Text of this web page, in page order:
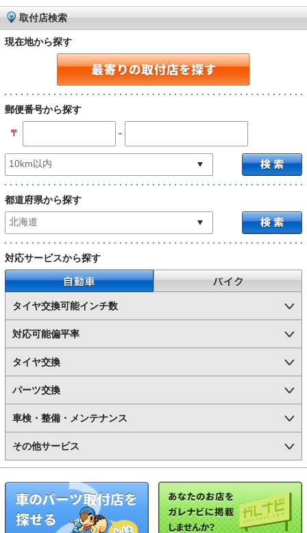
取付店検索
現在地から探す
郵便番号から探す
〒 -
都道府県から探す
対応サービスから探す
自動車
タイヤ交換可能インチ数
対応可能偏平率
タイヤ交換
パーツ交換
車検・整備・メンテナンス
その他サービス